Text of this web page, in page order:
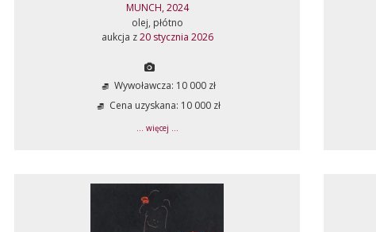
MUNCH, 2024
olej, płótno
aukcja z20 stycznia 2026
Wywoławcza: 10 000 zł
Cena uzyskana: 10 000 zł
... więcej ...